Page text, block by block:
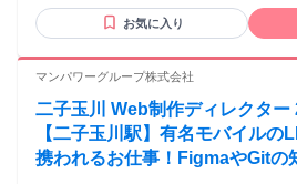
（WANT） ・Premiere Proでの編集経験（独学・スクール・
実務いずれも可） ・動画撮影経験
ネイル制作経験
お気に入り
マンパワーグループ株式会社
二子玉川 Web制作ディレクター
【二子玉川駅】有名モバイルの
携われるお仕事！FigmaやGitの